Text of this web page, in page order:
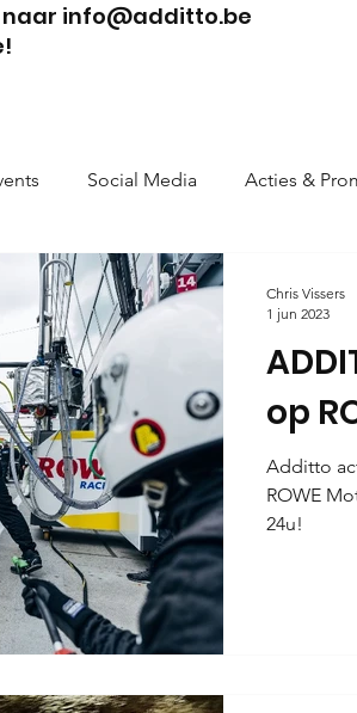
naar info@additto.be
Social Media Acties &
op
Additto
ROWE
24u!
Chris Vissers
1 jun 2023